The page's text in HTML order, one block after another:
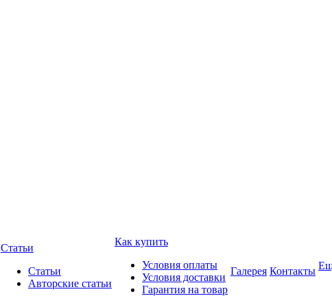
Статьи
Статьи
Авторские статьи
Как купить
Условия оплаты
Условия доставки
Гарантия на товар
Галерея Контакты